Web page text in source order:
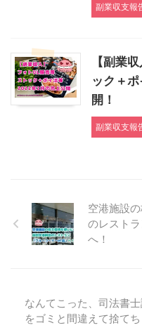
副業収支報
【副業
ック＋
開！
副業収支報
空港施設
のレスト
へ！
なんてこった、司法書
をゴミと間違えて捨てち